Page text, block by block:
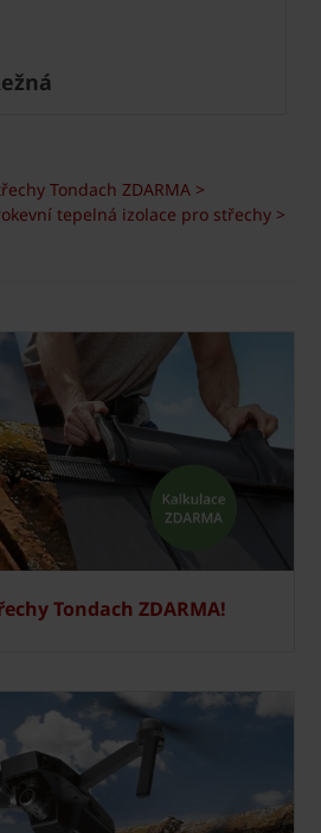
Tondach ZDARMA >
tepelná izolace pro střechy >
Tondach ZDARMA!